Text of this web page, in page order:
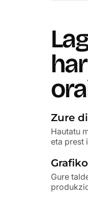
Zure
Hautatu
eta prest
Gure